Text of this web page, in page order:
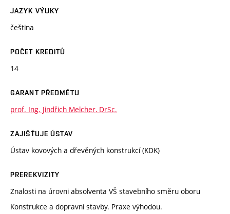
JAZYK VÝUKY
čeština
POČET KREDITŮ
14
GARANT PŘEDMĚTU
prof. Ing. Jindřich Melcher, DrSc.
ZAJIŠŤUJE ÚSTAV
Ústav kovových a dřevěných konstrukcí (KDK)
PREREKVIZITY
Znalosti na úrovni absolventa VŠ stavebního směru oboru
Konstrukce a dopravní stavby. Praxe výhodou.